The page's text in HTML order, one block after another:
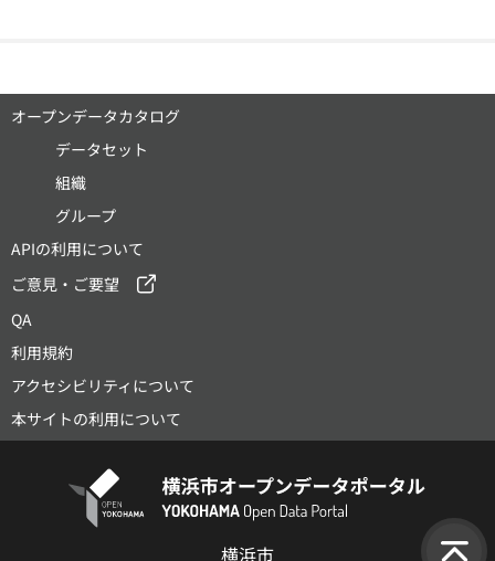
オープンデータカタログ
データセット
組織
グループ
APIの利用について
ご意見・ご要望
QA
利用規約
アクセシビリティについて
本サイトの利用について
横浜市